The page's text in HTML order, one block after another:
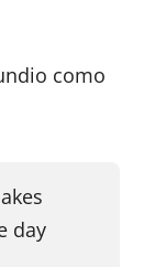
como
day